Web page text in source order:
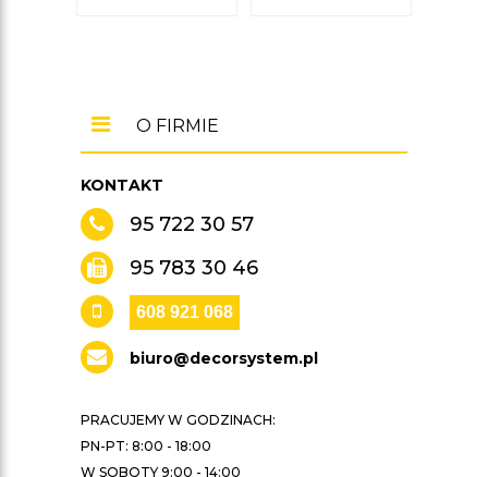
KONTAKT
95 722 30 57
95 783 30 46
608 921 068
biuro@decorsystem.pl
PRACUJEMY W GODZINACH:
PN-PT: 8:00 - 18:00
W SOBOTY 9:00 - 14:00
O FIRMIE